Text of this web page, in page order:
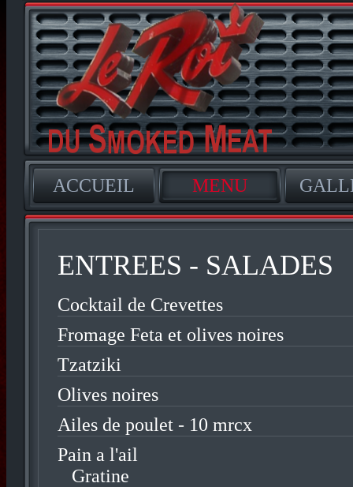
ACCUEIL MENU
ENTREES - SALADES
Cocktail de Crevettes
Fromage Feta et olives noires
Tzatziki
Olives noires
Ailes de poulet - 10 mrcx
Pain a l'ail
Gratine